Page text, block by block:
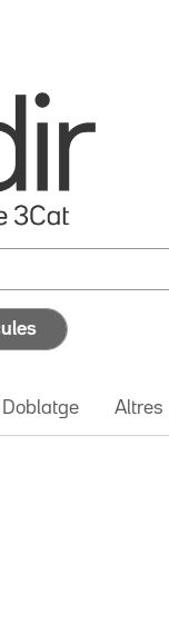
Doblatge Altres